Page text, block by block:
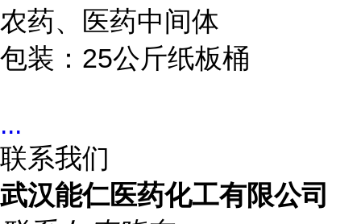
农药、医药中间体
包装：25公斤纸板桶
...
联系我们
武汉能仁医药化工有限公司